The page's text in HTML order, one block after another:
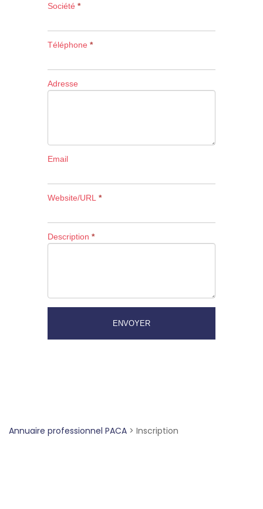
Société*
Téléphone*
Adresse
Email
Website/URL*
Description*
ENVOYER
Annuaire professionnel PACA > Inscription